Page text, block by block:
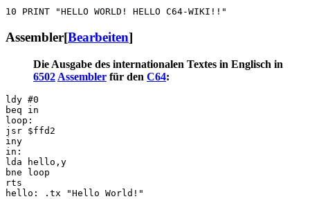
Assembler[Bearbeiten]
Die Ausgabe des internationalen Textes in Englisch in
6502 Assembler für den C64:
ldy #0
beq in
loop:
jsr $ffd2
iny
in:
lda hello,y
bne loop
rts
hello: .tx "Hello World!"